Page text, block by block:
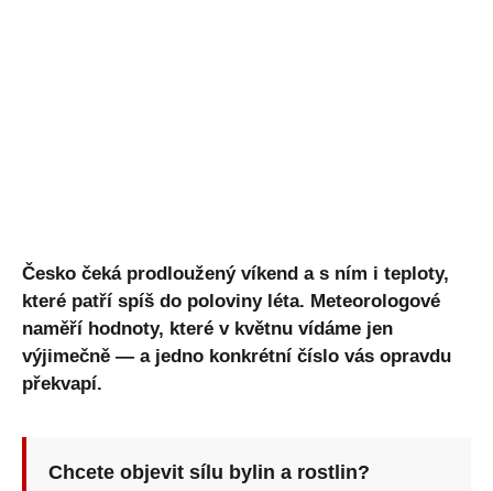
Česko čeká prodloužený víkend a s ním i teploty,
které patří spíš do poloviny léta. Meteorologové
naměří hodnoty, které v květnu vídáme jen
výjimečně — a jedno konkrétní číslo vás opravdu
překvapí.
Chcete objevit sílu bylin a rostlin?